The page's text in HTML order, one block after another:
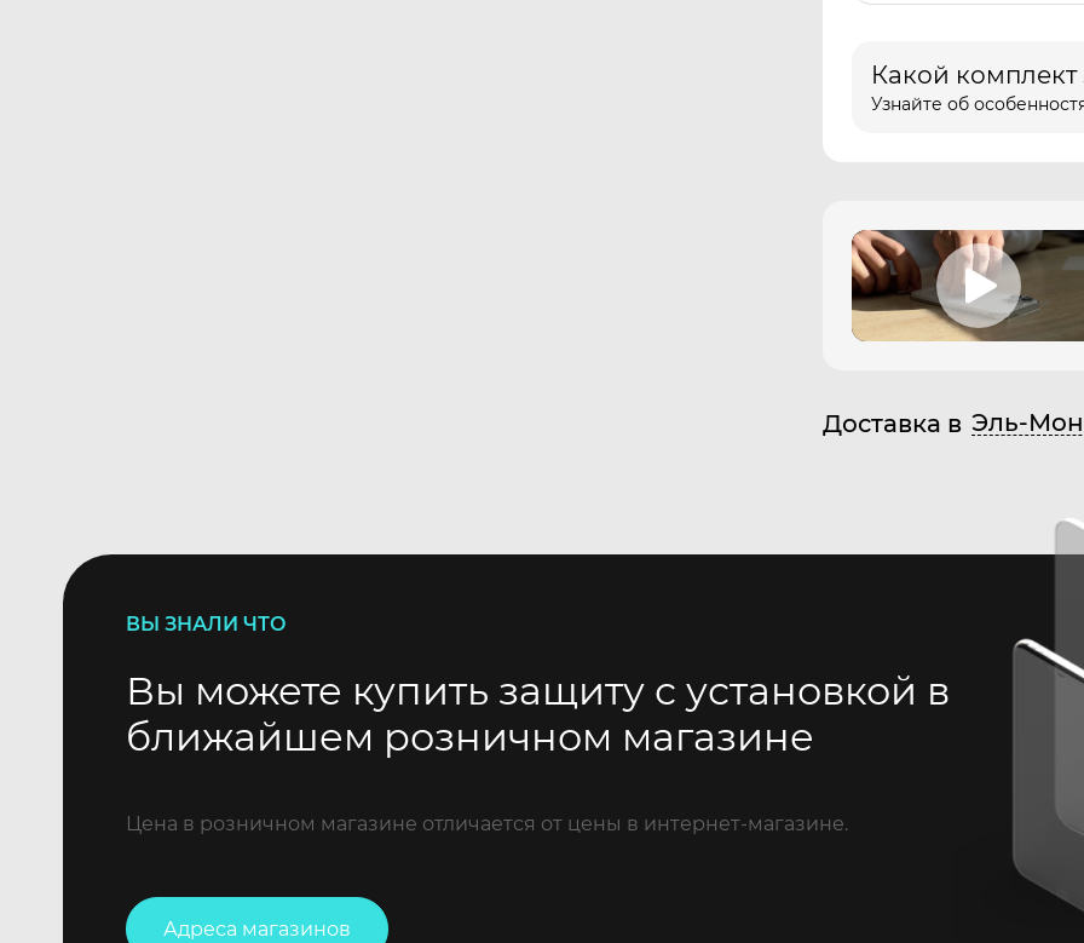
Какой
Узнайте об
Доставка в Эль-
ВЫ ЗНАЛИ ЧТО
Вы можете купить защиту с установкой в
ближайшем розничном магазине
Цена в розничном магазине отличается от цены в интернет-магазине.
Адреса магазинов